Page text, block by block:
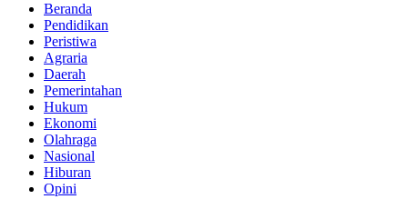
Beranda
Pendidikan
Peristiwa
Agraria
Daerah
Pemerintahan
Hukum
Ekonomi
Olahraga
Nasional
Hiburan
Opini